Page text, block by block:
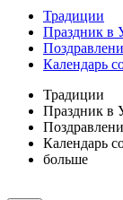
Традиции
Праздник в
Календарь
Традиции
Праздник в
Календарь
больше